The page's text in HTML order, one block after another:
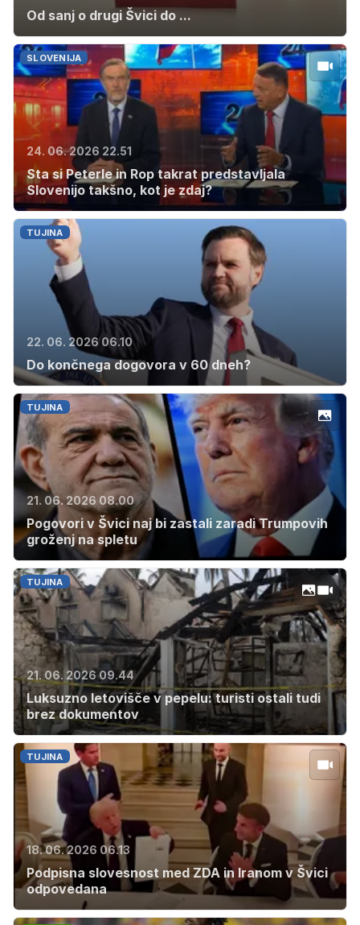
Od sanj o drugi Švici do ...
SLOVENIJA
24. 06. 2026 22.51
Sta si Peterle in Rop takrat predstavljala
Slovenijo takšno, kot je zdaj?
TUJINA
22. 06. 2026 06.10
Do končnega dogovora v 60 dneh?
TUJINA
21. 06. 2026 08.00
Pogovori v Švici naj bi zastali zaradi Trumpovih
groženj na spletu
TUJINA
21. 06. 2026 09.44
Luksuzno letovišče v pepelu: turisti ostali tudi
brez dokumentov
TUJINA
18. 06. 2026 06.13
Podpisna slovesnost med ZDA in Iranom v Švici
odpovedana